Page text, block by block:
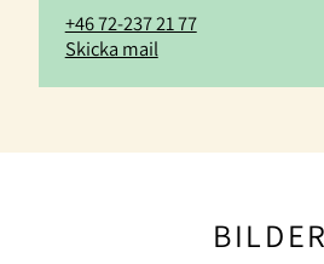
+46 72-237 21 77
Skicka mail
BILDER